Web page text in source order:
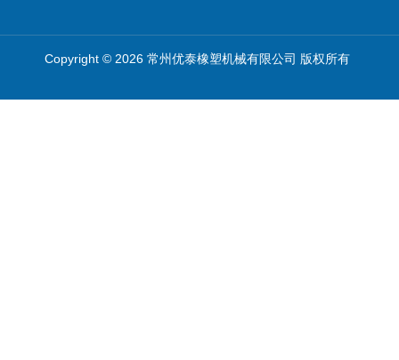
Copyright © 2026 常州优泰橡塑机械有限公司 版权所有